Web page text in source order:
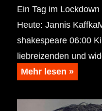
Ein Tag im
Heute: Jannis
shakespeare 06:00
liebreizenden und
Mehr lesen »